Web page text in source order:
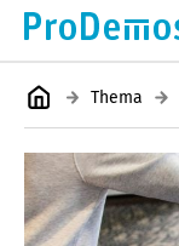
Thema